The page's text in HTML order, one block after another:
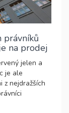
právníků
na prodej
jelen a
je ale
z nejdražších